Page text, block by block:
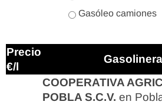
Gasóleo camiones
Precio
€/l
Gasolinera
COOPERATIVA
POBLA S.C.V. en